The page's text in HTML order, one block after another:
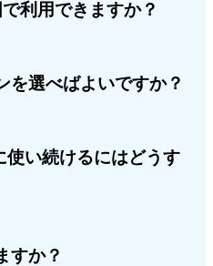
利用できますか？
を選べばよいですか？
使い続けるにはどうす
すか？